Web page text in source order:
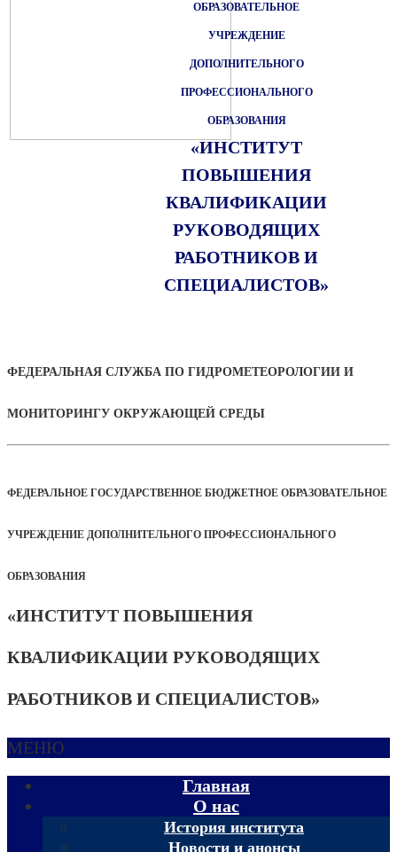
ОБРАЗОВАТЕЛЬНОЕ
УЧРЕЖДЕНИЕ
ДОПОЛНИТЕЛЬНОГО
ПРОФЕССИОНАЛЬНОГО
ОБРАЗОВАНИЯ
«ИНСТИТУТ
ПОВЫШЕНИЯ
КВАЛИФИКАЦИИ
РУКОВОДЯЩИХ
РАБОТНИКОВ И
СПЕЦИАЛИСТОВ»
ФЕДЕРАЛЬНАЯ СЛУЖБА ПО ГИДРОМЕТЕОРОЛОГИИ И
МОНИТОРИНГУ ОКРУЖАЮЩЕЙ СРЕДЫ
ФЕДЕРАЛЬНОЕ ГОСУДАРСТВЕННОЕ БЮДЖЕТНОЕ ОБРАЗОВАТЕЛЬНОЕ
УЧРЕЖДЕНИЕ ДОПОЛНИТЕЛЬНОГО ПРОФЕССИОНАЛЬНОГО
ОБРАЗОВАНИЯ
«ИНСТИТУТ ПОВЫШЕНИЯ
КВАЛИФИКАЦИИ РУКОВОДЯЩИХ
РАБОТНИКОВ И СПЕЦИАЛИСТОВ»
МЕНЮ
Главная
О нас
История института
Новости и анонсы